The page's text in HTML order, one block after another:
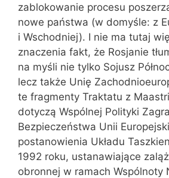
zablokowanie procesu
nowe państwa (w domyśle: z
i Wschodniej). I nie ma tutaj
znaczenia fakt, że Rosjanie
na myśli nie tylko Sojusz
lecz także Unię
te fragmenty Traktatu z
dotyczą Wspólnej Polityki
Bezpieczeństwa Unii
postanowienia Układu
1992 roku, ustanawiające
obronnej w ramach Wspólnoty